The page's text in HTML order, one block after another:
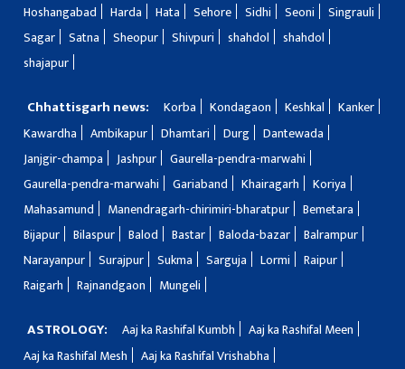
Hoshangabad
Harda Hata Sehore Sidhi Seoni
Singrauli
Sagar
Satna Sheopur Shivpuri shahdol
shahdol
shajapur
Chhattisgarh news: Korba Kondagaon Keshkal
Kanker
Kawardha
Ambikapur Dhamtari Durg
Dantewada
Janjgir-champa
Jashpur
Gaurella-pendra-marwahi
Gaurella-pendra-marwahi
Gariaband Khairagarh
Koriya
Mahasamund
Manendragarh-chirimiri-bharatpur
Bemetara
Bijapur
Bilaspur Balod Bastar Baloda-bazar
Balrampur
Narayanpur
Surajpur Sukma Sarguja Lormi
Raipur
Raigarh
Rajnandgaon Mungeli
ASTROLOGY: Aaj ka Rashifal Kumbh
Aaj ka Rashifal Meen
Aaj ka Rashifal Mesh
Aaj ka Rashifal Vrishabha